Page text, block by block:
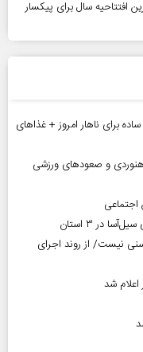
خوشمزه و ساده برای ناهار امروز + غذاهای
و صعودهای ورزشی
اجتماعی
نیست/ از روند اجرای
اعلام شد